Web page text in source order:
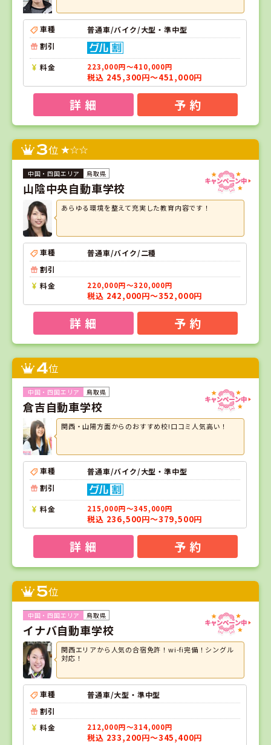
車種
普通車/バイク/大型・準中型
割引
料金 223,000円～410,000円
税込 245,300円～451,000円
詳 細 予 約
3位
鳥取県
山陰中央自動車学校
あらゆる環境を整えて充実した教育内容です！
車種
普通車/バイク/二種
割引
料金
220,000円～320,000円
税込 242,000円～352,000円
詳 細 予 約
4位
鳥取県
倉吉自動車学校
関西・山陽方面からのおすすめ校!口コミ人気高い！
車種
普通車/バイク/大型・準中型
割引
料金 215,000円～345,000円
税込 236,500円～379,500円
詳 細 予 約
5位
鳥取県
イナバ自動車学校
関西エリアから人気の合宿免許！wi-fi完備！シングル
対応！
車種
普通車/大型・準中型
割引
料金
212,000円～314,000円
税込 233,200円～345,400円